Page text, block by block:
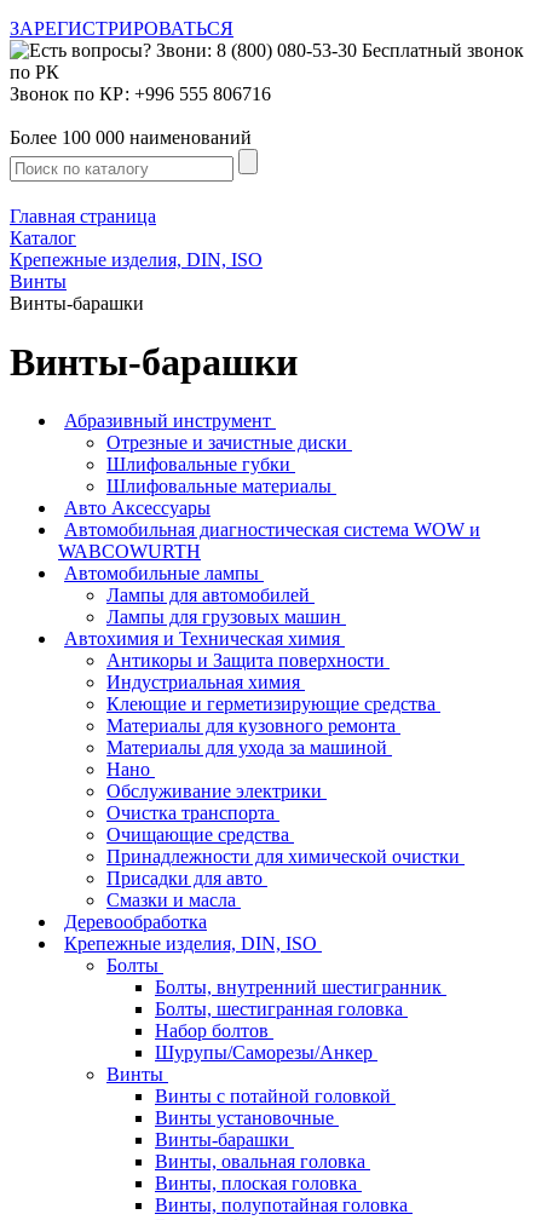
ЗАРЕГИСТРИРОВАТЬСЯ
Звонок по КР: +996 555 806716
Более 100 000 наименований
Главная страница
Каталог
Крепежные изделия, DIN, ISO
Винты
Винты-барашки
Винты-барашки
Абразивный инструмент
Отрезные и зачистные диски
Шлифовальные губки
Шлифовальные материалы
Авто Аксессуары
Автомобильная диагностическая система WOW и
WABCOWURTH
Автомобильные лампы
Лампы для автомобилей
Лампы для грузовых машин
Автохимия и Техническая химия
Антикоры и Защита поверхности
Индустриальная химия
Клеющие и герметизирующие средства
Материалы для кузовного ремонта
Материалы для ухода за машиной
Нано
Обслуживание электрики
Очистка транспорта
Очищающие средства
Принадлежности для химической очистки
Присадки для авто
Смазки и масла
Деревообработка
Крепежные изделия, DIN, ISO
Болты
Болты, внутренний шестигранник
Болты, шестигранная головка
Набор болтов
Шурупы/Саморезы/Анкер
Винты
Винты с потайной головкой
Винты установочные
Винты-барашки
Винты, овальная головка
Винты, плоская головка
Винты, полупотайная головка